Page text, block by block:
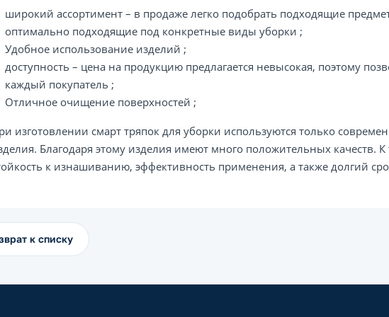
широкий ассортимент – в продаже легко подобрать подходящие
оптимально подходящие под конкретные виды уборки ;
Удобное использование изделий ;
доступность – цена на продукцию предлагается невысокая, поэтому
каждый покупатель ;
Отличное очищение поверхностей ;
изготовлении смарт тряпок для уборки используются только
Благодаря этому изделия имеют много положительных качеств.
к изнашиванию, эффективность применения, а также долгий
к списку